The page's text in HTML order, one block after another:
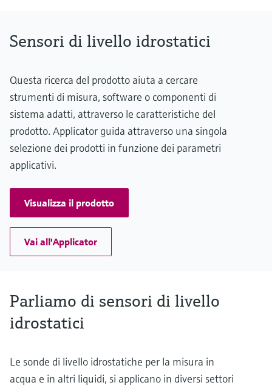
20 m H2O
316L
Materiale della membrana di processo
Metallo
Cella di misura
200 mbar...2 bar
(3 psi...29 psi)
Sensori di livello idrostatici
Questa ricerca del prodotto aiuta a cercare
strumenti di misura, software o componenti di
sistema adatti, attraverso le caratteristiche del
prodotto. Applicator guida attraverso una singola
selezione dei prodotti in funzione dei parametri
applicativi.
Visualizza il prodotto
Vai all'Applicator
Parliamo di sensori di livello
idrostatici
Le sonde di livello idrostatiche per la misura in
acqua e in altri liquidi, si applicano in diversi settori